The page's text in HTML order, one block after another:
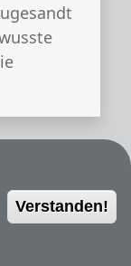
Verstanden!